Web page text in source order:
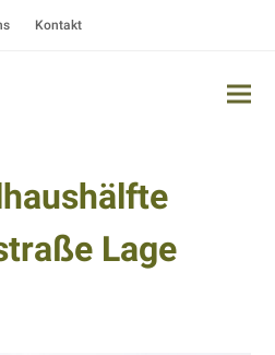
Kontakt
Lage